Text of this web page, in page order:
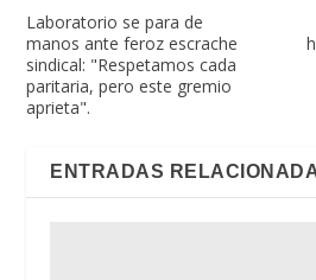
Laboratorio se para de
manos ante feroz escrache
sindical: "Respetamos cada
paritaria, pero este gremio
aprieta".
ENTRADAS